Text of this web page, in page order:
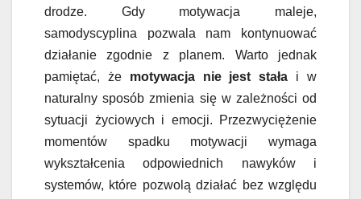
drodze. Gdy motywacja maleje,
samodyscyplina pozwala nam kontynuować
działanie zgodnie z planem. Warto jednak
pamiętać, że motywacja nie jest stała i w
naturalny sposób zmienia się w zależności od
sytuacji życiowych i emocji. Przezwyciężenie
momentów spadku motywacji wymaga
wykształcenia odpowiednich nawyków i
systemów, które pozwolą działać bez względu